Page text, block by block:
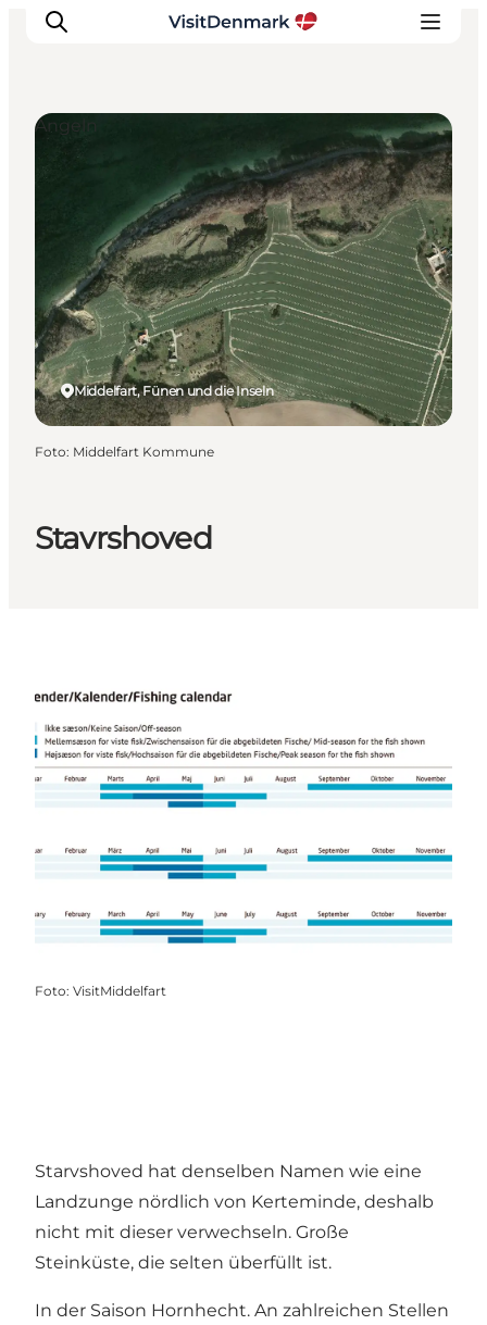
Regionen
Erlebnisse
Unterkünfte
Reiseplanung
Stavrshoved
Middelfart, Fünen und die Inseln
Angeln
Foto: Middelfart Kommune
Foto: VisitMiddelfart
Starvshoved hat denselben Namen wie eine
Landzunge nördlich von ­Kerteminde, deshalb
nicht mit dieser verwechseln. Große
Steinküste, die selten überfüllt ist.
In der Saison Hornhecht. An zahlreichen Stellen